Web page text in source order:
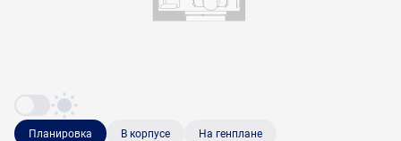
Планировка В корпусе На генплане